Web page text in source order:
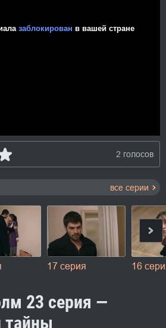
2 голосов
все серии
17 серия 16
23 серия —
тайны